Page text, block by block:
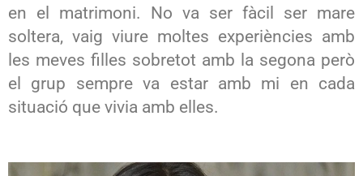
en el matrimoni. No va ser fàcil ser mare
soltera, vaig viure moltes experiències amb
les meves filles sobretot amb la segona però
el grup sempre va estar amb mi en cada
situació que vivia amb elles.